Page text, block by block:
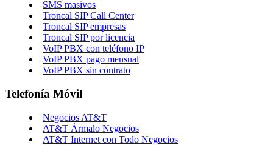
SMS masivos
Troncal SIP Call Center
Troncal SIP empresas
Troncal SIP por licencia
VoIP PBX con teléfono IP
VoIP PBX pago mensual
VoIP PBX sin contrato
Telefonía Móvil
Negocios AT&T
AT&T Ármalo Negocios
AT&T Internet con Todo Negocios